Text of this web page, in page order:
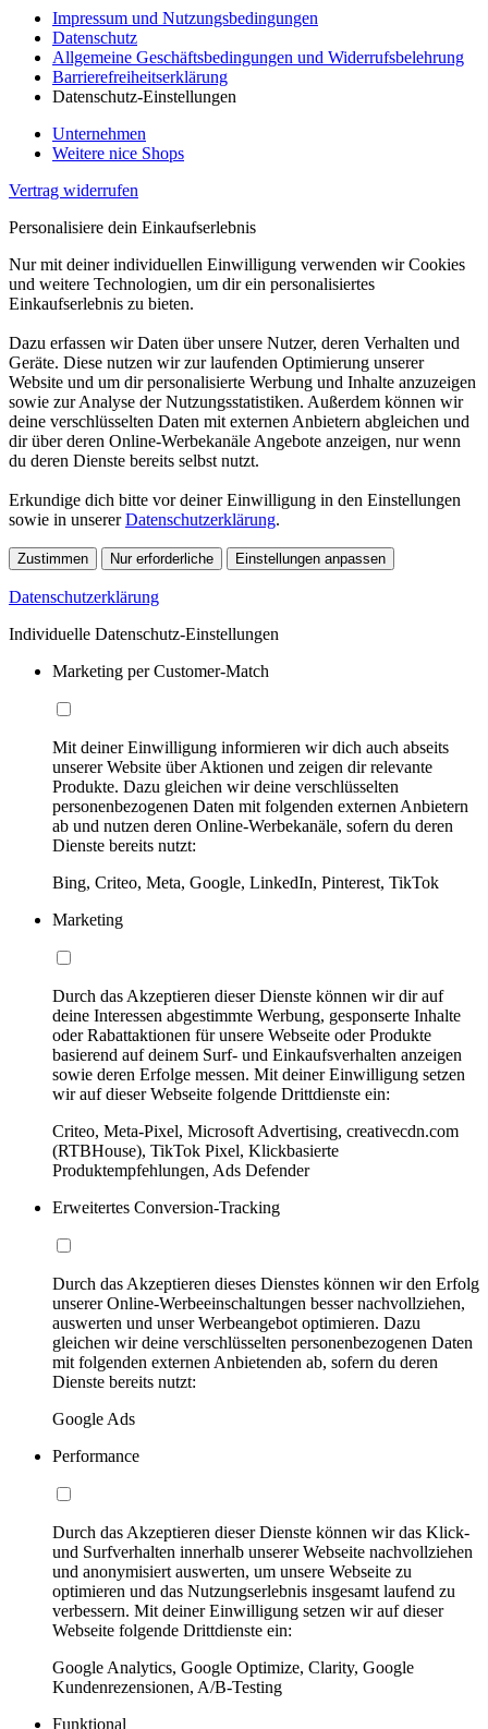
Impressum und Nutzungsbedingungen
Datenschutz
Allgemeine Geschäftsbedingungen und Widerrufsbelehrung
Barrierefreiheitserklärung
Datenschutz-Einstellungen
Unternehmen
Weitere nice Shops
Vertrag widerrufen
Personalisiere dein Einkaufserlebnis
Nur mit deiner individuellen Einwilligung verwenden wir Cookies
und weitere Technologien, um dir ein personalisiertes
Einkaufserlebnis zu bieten.
Dazu erfassen wir Daten über unsere Nutzer, deren Verhalten und
Geräte. Diese nutzen wir zur laufenden Optimierung unserer
Website und um dir personalisierte Werbung und Inhalte anzuzeigen
sowie zur Analyse der Nutzungsstatistiken. Außerdem können wir
deine verschlüsselten Daten mit externen Anbietern abgleichen und
dir über deren Online-Werbekanäle Angebote anzeigen, nur wenn
du deren Dienste bereits selbst nutzt.
Erkundige dich bitte vor deiner Einwilligung in den Einstellungen
sowie in unsererDatenschutzerklärung.
Zustimmen Nur erforderliche Einstellungen anpassen
Datenschutzerklärung
Individuelle Datenschutz-Einstellungen
Marketing per Customer-Match
Mit deiner Einwilligung informieren wir dich auch abseits
unserer Website über Aktionen und zeigen dir relevante
Produkte. Dazu gleichen wir deine verschlüsselten
personenbezogenen Daten mit folgenden externen Anbietern
ab und nutzen deren Online-Werbekanäle, sofern du deren
Dienste bereits nutzt:
Bing, Criteo, Meta, Google, LinkedIn, Pinterest, TikTok
Marketing
Durch das Akzeptieren dieser Dienste können wir dir auf
deine Interessen abgestimmte Werbung, gesponserte Inhalte
oder Rabattaktionen für unsere Webseite oder Produkte
basierend auf deinem Surf- und Einkaufsverhalten anzeigen
sowie deren Erfolge messen. Mit deiner Einwilligung setzen
wir auf dieser Webseite folgende Drittdienste ein:
Criteo, Meta-Pixel, Microsoft Advertising, creativecdn.com
(RTBHouse), TikTok Pixel, Klickbasierte
Produktempfehlungen, Ads Defender
Erweitertes Conversion-Tracking
Durch das Akzeptieren dieses Dienstes können wir den Erfolg
unserer Online-Werbeeinschaltungen besser nachvollziehen,
auswerten und unser Werbeangebot optimieren. Dazu
gleichen wir deine verschlüsselten personenbezogenen Daten
mit folgenden externen Anbietenden ab, sofern du deren
Dienste bereits nutzt:
Google Ads
Performance
Durch das Akzeptieren dieser Dienste können wir das Klick-
und Surfverhalten innerhalb unserer Webseite nachvollziehen
und anonymisiert auswerten, um unsere Webseite zu
optimieren und das Nutzungserlebnis insgesamt laufend zu
verbessern. Mit deiner Einwilligung setzen wir auf dieser
Webseite folgende Drittdienste ein:
Google Analytics, Google Optimize, Clarity, Google
Kundenrezensionen, A/B-Testing
Funktional